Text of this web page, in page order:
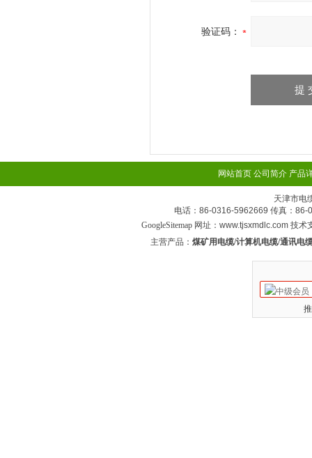
验证码：
网站首页 公司简介 产品
天津市电
电话：86-0316-5962669 传真：86-
GoogleSitemap网址：www.tjsxmdlc.com 技术
主营产品： 煤矿用电缆/计算机电缆/通讯电